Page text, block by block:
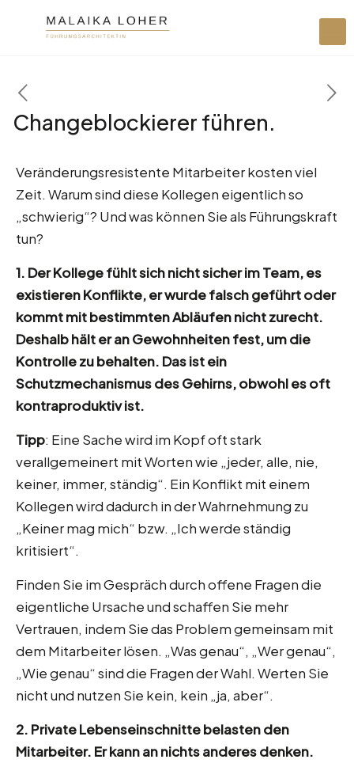
Changeblockierer führen.
Veränderungsresistente Mitarbeiter kosten viel
Zeit. Warum sind diese Kollegen eigentlich so
„schwierig“? Und was können Sie als Führungskraft
tun?
1. Der Kollege fühlt sich nicht sicher im Team, es
existieren Konflikte, er wurde falsch geführt oder
kommt mit bestimmten Abläufen nicht zurecht.
Deshalb hält er an Gewohnheiten fest, um die
Kontrolle zu behalten. Das ist ein
Schutzmechanismus des Gehirns, obwohl es oft
kontraproduktiv ist.
Tipp: Eine Sache wird im Kopf oft stark
verallgemeinert mit Worten wie „jeder, alle, nie,
keiner, immer, ständig“. Ein Konflikt mit einem
Kollegen wird dadurch in der Wahrnehmung zu
„Keiner mag mich“ bzw. „Ich werde ständig
kritisiert“.
Finden Sie im Gespräch durch offene Fragen die
eigentliche Ursache und schaffen Sie mehr
Vertrauen, indem Sie das Problem gemeinsam mit
dem Mitarbeiter lösen. „Was genau“, „Wer genau“,
„Wie genau“ sind die Fragen der Wahl. Werten Sie
nicht und nutzen Sie kein, kein „ja, aber“.
2. Private Lebenseinschnitte belasten den
Mitarbeiter. Er kann an nichts anderes denken.